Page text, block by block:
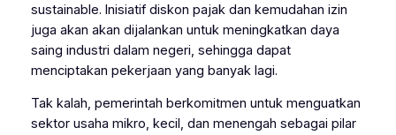
sustainable. Inisiatif diskon pajak dan kemudahan izin
juga akan akan dijalankan untuk meningkatkan daya
saing industri dalam negeri, sehingga dapat
menciptakan pekerjaan yang banyak lagi.
Tak kalah, pemerintah berkomitmen untuk menguatkan
sektor usaha mikro, kecil, dan menengah sebagai pilar